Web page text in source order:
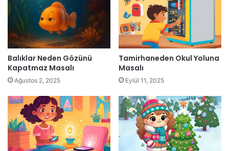
Balıklar Neden Gözünü
Kapatmaz Masalı
Ağustos 2, 2025
Tamirhaneden Okul Yoluna
Masalı
Eylül 11, 2025